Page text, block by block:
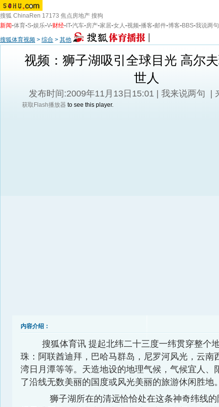
搜狐 ChinaRen 17173 焦点房地产 搜狗
新闻-体育-S-娱乐-V-财经- IT-汽车-房产-家居-女人-视频-播客-邮件-博客-BBS-我说两句
搜狐体育视频 > 综合 > 其他
视频：狮子湖吸引全球目光 高尔
世人
发布时间:2009年11月13日15:01 | 我来说两句 |
获取Flash播放器 to see this player.
内容介绍：
搜狐体育讯 提起北纬二十三度一纬贯穿整个
珠：阿联酋迪拜，巴哈马群岛，尼罗河风光，云南
湾日月潭等等。天造地设的地理气候，气候宜人、
了沿线无数美丽的国度或风光美丽的旅游休闲胜地
狮子湖所在的清远恰恰处在这条神奇纬线的